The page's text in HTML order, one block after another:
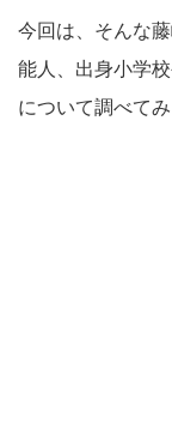
今回は、そんな
能人、出身小学
について調べてみ